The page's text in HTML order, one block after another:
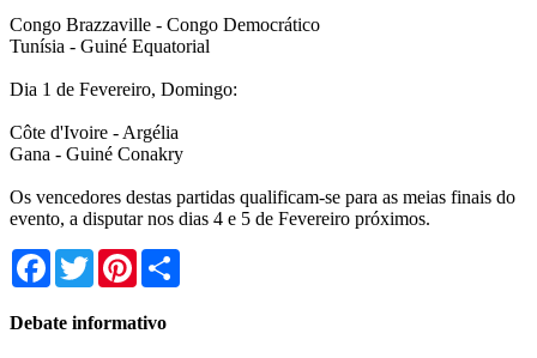
Congo Brazzaville - Congo Democrático
Tunísia - Guiné Equatorial
Dia 1 de Fevereiro, Domingo:
Côte d'Ivoire - Argélia
Gana - Guiné Conakry
Os vencedores destas partidas qualificam-se para as meias finais do
evento, a disputar nos dias 4 e 5 de Fevereiro próximos.
Facebook
TwitterPinterest
Debate informativo